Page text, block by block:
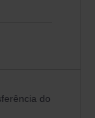
do